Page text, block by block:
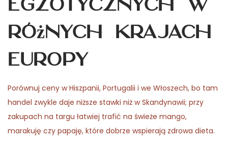
różnych krajach
Europy
Porównuj ceny w Hiszpanii, Portugalii i we Włoszech, bo tam
handel zwykle daje niższe stawki niż w Skandynawii; przy
zakupach na targu łatwiej trafić na świeże mango,
marakuję czy papaję, które dobrze wspierają zdrowa dieta.